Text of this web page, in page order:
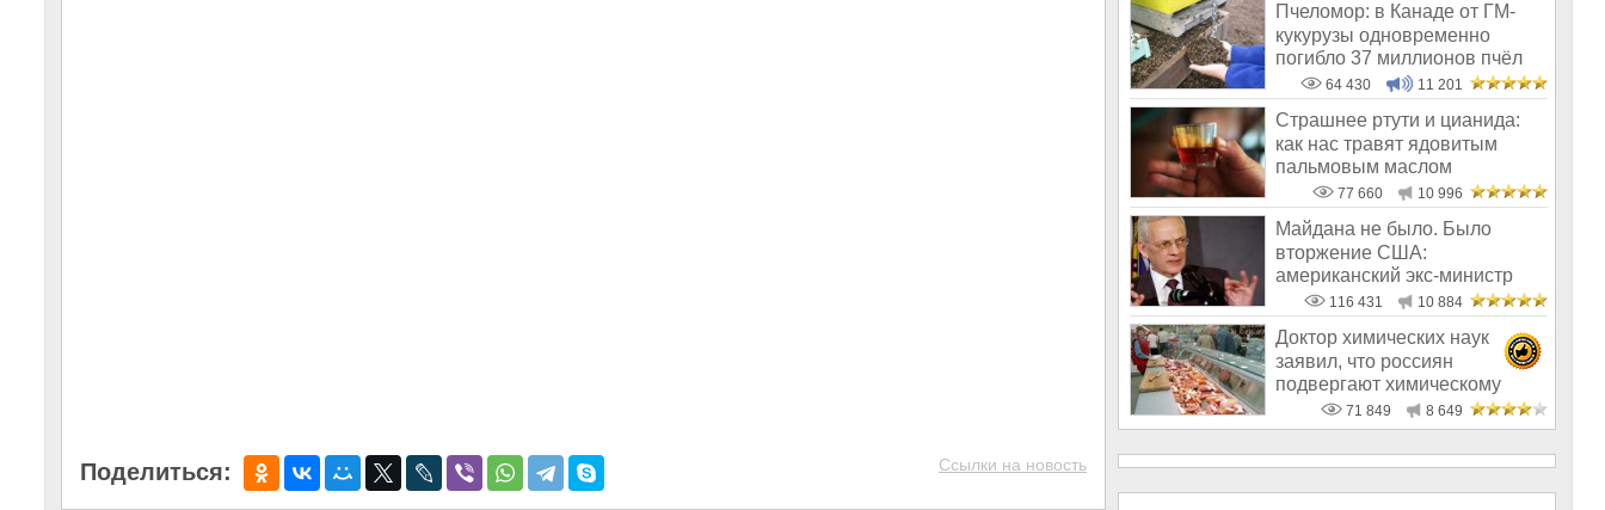
Поделиться: Ссылки на новость
Пчеломор: в Канаде от ГМ-
кукурузы одновременно
погибло 37 миллионов пчёл
64 430 11 201
Страшнее ртути и цианида:
как нас травят ядовитым
пальмовым маслом
77 660 10 996
Майдана не было. Было
вторжение США:
американский экс-министр
написал открытое пись
116 431 10 884
Доктор химических наук
заявил, что россиян
подвергают химическому
геноциду71 849 8 649